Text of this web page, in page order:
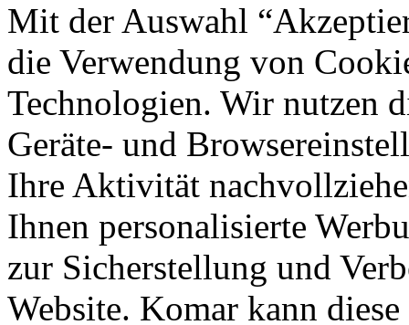
Mit der Auswahl
die Verwendung von
Technologien. Wir nutzen
Geräte- und
Ihre Aktivität
Ihnen personalisierte
zur Sicherstellung und
Website. Komar kann